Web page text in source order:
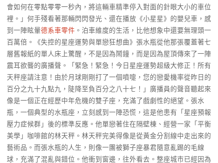
會如何在零點零零一秒內，將這輛車精準停入對面的針眼大小的車位
裡。」何手殘看著那輛閃閃發光、還在播放《小星星》的嬰兒車，感
到一陣眩暈德系車零件 。泊車維度的生活，比他想象中還要無理頭一
百萬倍。《失控的星座運勢與單戀狂想曲》張水瓶從他那張覆蓋著七
層舊報紙的單人床上驚醒，不是因為鬧鐘，而是因為屋頂傳來了一陣
震耳欲聾的廣播聲。「緊急！緊急！今日星座運勢超級大修正！所有
天秤座請注意！由於月球剛剛打了一個噴嚏，您的戀愛機率從昨日的
百分之九十九點九，陡降至負百分之八十七！」廣播員的聲音聽起來
像是一個正在經歷中年危機的雙子座，充滿了戲劇性的絕望。張水
瓶，一個典型的水瓶座，立刻感到一陣恐慌，這是他患有「星座預報
壓力症候群」後的標準反應。他單戀著住在隔壁棟、經營一家「平衡
美學」咖啡館的林天秤。林天秤完美得像是從黃金分割線中走出來的
藝術品。而張水瓶的人生，則像一團被獅子座暴君隨意亂踢的毛線
球，充滿了混亂與錯位。他衝到窗邊，往外看去。整座城市已經因為